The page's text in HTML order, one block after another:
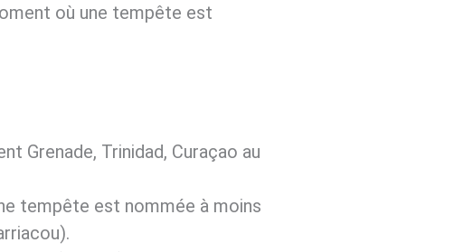
où une tempête est
Grenade, Trinidad, Curaçao au
tempête est nommée à moins